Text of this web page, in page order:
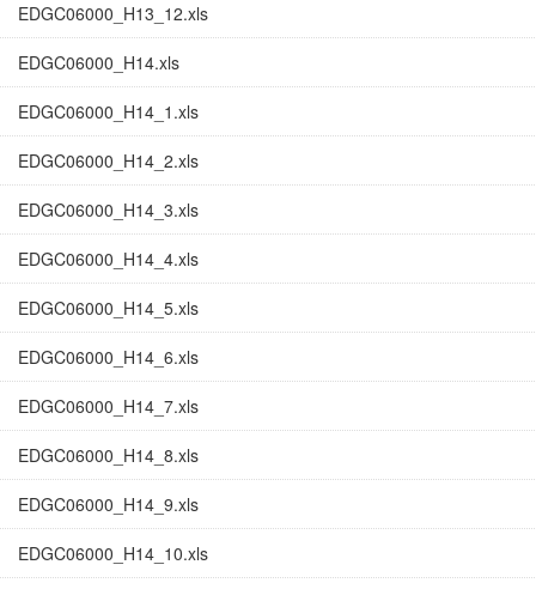
EDGC06000_H13_12.xls
EDGC06000_H14.xls
EDGC06000_H14_1.xls
EDGC06000_H14_2.xls
EDGC06000_H14_3.xls
EDGC06000_H14_4.xls
EDGC06000_H14_5.xls
EDGC06000_H14_6.xls
EDGC06000_H14_7.xls
EDGC06000_H14_8.xls
EDGC06000_H14_9.xls
EDGC06000_H14_10.xls